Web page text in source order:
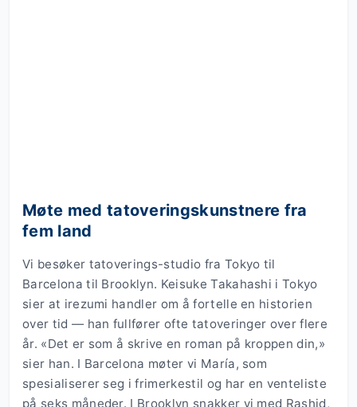
Møte med tatoveringskunstnere fra
fem land
Vi besøker tatoverings-studio fra Tokyo til
Barcelona til Brooklyn. Keisuke Takahashi i Tokyo
sier at irezumi handler om å fortelle en historien
over tid — han fullfører ofte tatoveringer over flere
år. «Det er som å skrive en roman på kroppen din,»
sier han. I Barcelona møter vi María, som
spesialiserer seg i frimerkestil og har en venteliste
på seks måneder. I Brooklyn snakker vi med Rashid,